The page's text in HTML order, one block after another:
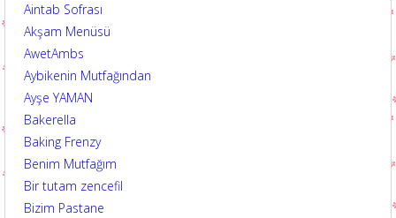
Aintab Sofrası
Akşam Menüsü
AwetAmbs
Aybikenin Mutfağından
Ayşe YAMAN
Bakerella
Baking Frenzy
Benim Mutfağım
Bir tutam zencefil
Bizim Pastane